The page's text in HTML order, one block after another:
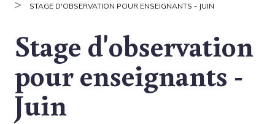
STAGE D'OBSERVATION POUR ENSEIGNANTS - JUIN
Stage d'observation
pour enseignants -
Juin